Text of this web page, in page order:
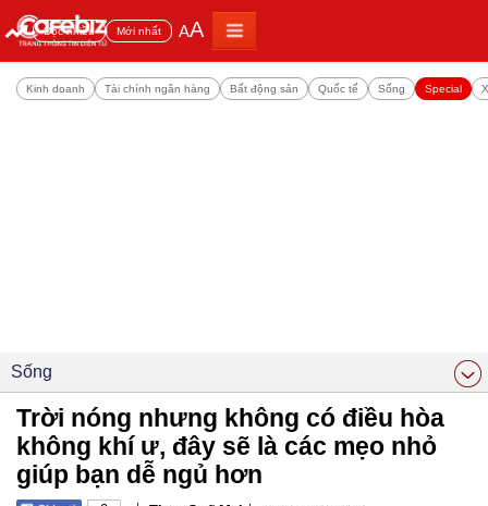
Đọc nhiều Mới nhất AA
Kinh doanh Tài chính ngân hàng Bất động sản Quốc tế Sống Special
Sống
Trời nóng nhưng không có điều hòa
không khí ư, đây sẽ là các mẹo nhỏ
giúp bạn dễ ngủ hơn